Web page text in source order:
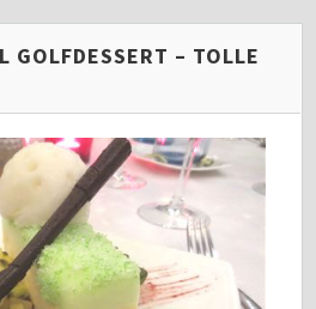
GOLFDESSERT – TOLLE